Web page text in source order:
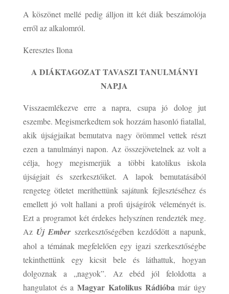
A köszönet mellé pedig álljon itt két diák beszámolója
erről az alkalomról.
Keresztes Ilona
A DIÁKTAGOZAT TAVASZI TANULMÁNYI
NAPJA
Visszaemlékezve erre a napra, csupa jó dolog jut
eszembe. Megismerkedtem sok hozzám hasonló fiatallal,
akik újságjaikat bemutatva nagy örömmel vettek részt
ezen a tanulmányi napon. Az összejövetelnek az volt a
célja, hogy megismerjük a többi katolikus iskola
újságjait és szerkesztőiket. A lapok bemutatásából
rengeteg ötletet meríthettünk sajátunk fejlesztéséhez és
emellett jó volt hallani a profi újságírók véleményét is.
Ezt a programot két érdekes helyszínen rendezték meg.
Az Új Ember szerkesztőségében kezdődött a napunk,
ahol a témának megfelelően egy igazi szerkesztőségbe
tekinthettünk egy kicsit bele és láthattuk, hogyan
dolgoznak a „nagyok”. Az ebéd jól feloldotta a
hangulatot és aMagyar Katolikus Rádióba már úgy